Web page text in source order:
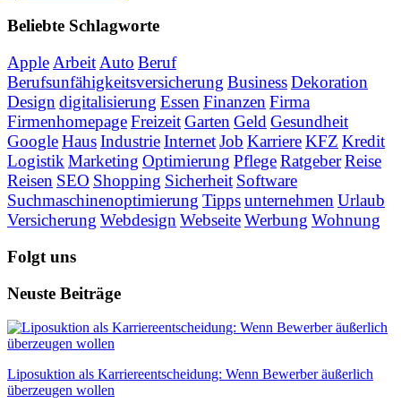
Beliebte Schlagworte
Apple Arbeit Auto Beruf
Berufsunfähigkeitsversicherung BusinessDekoration
Design digitalisierung Essen Finanzen Firma
FirmenhomepageFreizeitGarten Geld Gesundheit
GoogleHausIndustrieInternetJob KarriereKFZ Kredit
Logistik Marketing Optimierung PflegeRatgeberReise
Reisen SEO Shopping Sicherheit Software
Suchmaschinenoptimierung Tippsunternehmen Urlaub
Versicherung Webdesign WebseiteWerbung Wohnung
Folgt uns
Neuste Beiträge
Liposuktion als Karriereentscheidung: Wenn Bewerber äußerlich
überzeugen wollen